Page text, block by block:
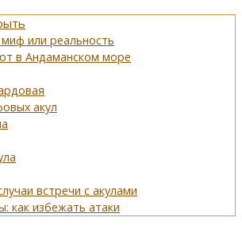
или реальность
в Андаманском море
акул
встречи с акулами
как избежать атаки